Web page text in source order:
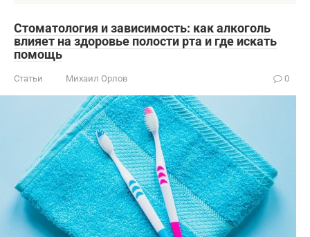
Стоматология и зависимость: как алкоголь
влияет на здоровье полости рта и где искать
помощь
Статьи Михаил Орлов 0